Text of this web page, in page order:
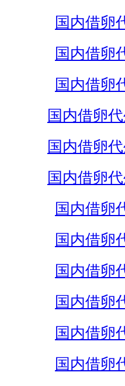
国内借卵
国内借卵
国内借卵
国内借卵
国内借卵
国内借卵
国内借卵
国内借卵
国内借卵
国内借卵
国内借卵
国内借卵